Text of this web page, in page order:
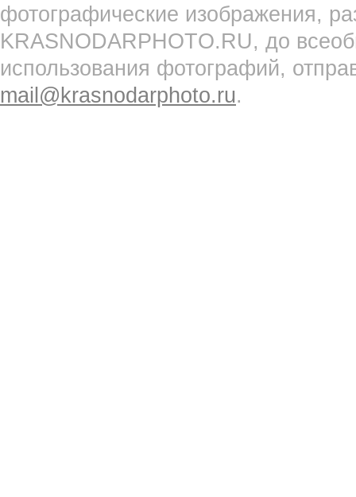
фотографические изображения,
KRASNODARPHOTO.RU, до
использования фотографий,
mail@krasnodarphoto.ru.